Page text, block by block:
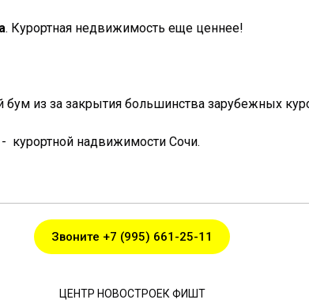
. Курортная недвижимость еще ценнее!
из за закрытия большинства зарубежных
курортной надвижимости Сочи.
Звоните +7 (995) 661-25-11
ЦЕНТР НОВОСТРОЕК ФИШТ